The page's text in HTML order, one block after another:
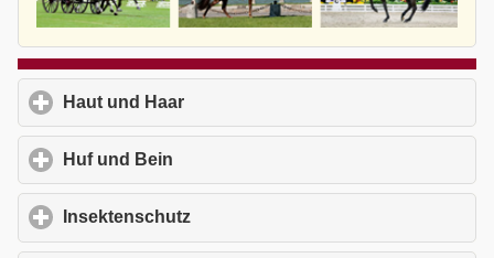
Haut und Haar
Huf und Bein
Insektenschutz